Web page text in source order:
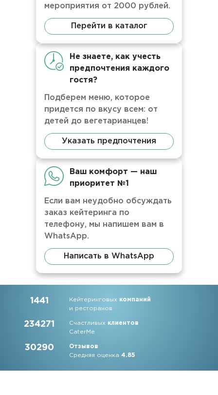
мероприятия от 2000 рублей.
Перейти в каталог
Не знаете, как учесть
предпочтения каждого
гостя?
Подберем меню, которое
придется по вкусу всем: от
детей до вегетарианцев!
Указать предпочтения
Ваш комфорт — наш
приоритет №1
Если вам неудобно обсуждать
заказ кейтеринга по
телефону, мы напишем вам в
WhatsApp.
Написать в WhatsApp
1441 Кейтеринговых компаний
и ресторанов
234271 Счастливых клиентов
CaterMe
30290
Отзывов
Средняя оценка4.85